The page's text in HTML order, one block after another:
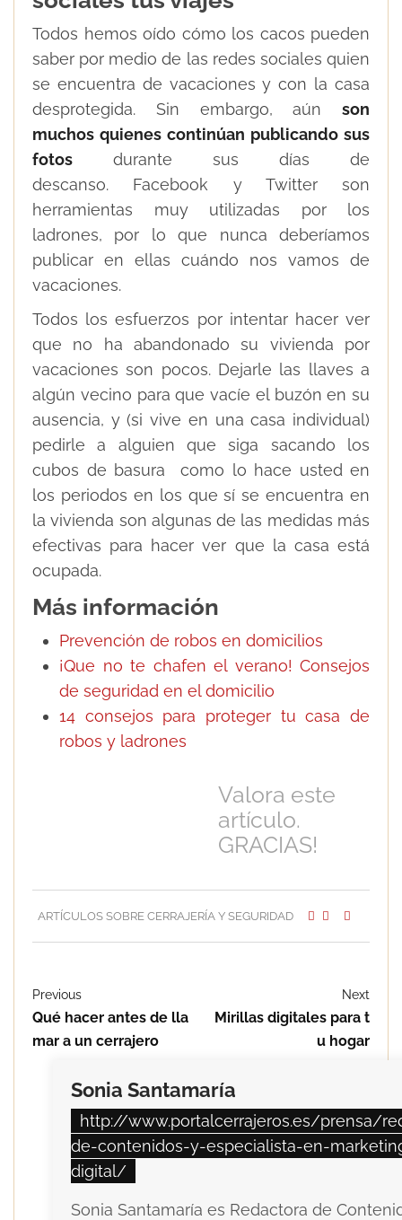
Todos hemos oído cómo los cacos pueden
saber por medio de las redes sociales quien
se encuentra de vacaciones y con la casa
desprotegida. Sin embargo, aún son
muchos quienes continúan publicando sus
fotos durante sus días de
descanso. Facebook y Twitter son
herramientas muy utilizadas por los
ladrones, por lo que nunca deberíamos
publicar en ellas cuándo nos vamos de
vacaciones.
Todos los esfuerzos por intentar hacer ver
que no ha abandonado su vivienda por
vacaciones son pocos. Dejarle las llaves a
algún vecino para que vacíe el buzón en su
ausencia, y (si vive en una casa individual)
pedirle a alguien que siga sacando los
cubos de basura como lo hace usted en
los periodos en los que sí se encuentra en
la vivienda son algunas de las medidas más
efectivas para hacer ver que la casa está
ocupada.
Más información
Prevención de robos en domicilios
¡Que no te chafen el verano! Consejos
de seguridad en el domicilio
14 consejos para proteger tu casa de
robos y ladrones
Valora este
artículo.
GRACIAS!
ARTÍCULOS SOBRE CERRAJERÍA Y SEGURIDAD
Previous
Qué hacer antes de lla
mar a un cerrajero
Next
Mirillas digitales para t
u hogar
Sonia Santamaría
http://www.portalcerrajeros.es/prensa/
de-contenidos-y-especialista-en-
digital/
Sonia Santamaría es Redactora de